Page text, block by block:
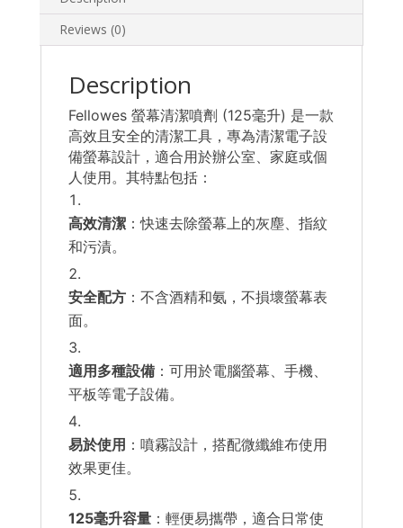
quantity
Reviews (0)
Description
Fellowes 螢幕清潔噴劑 (125毫升) 是一款
高效且安全的清潔工具，專為清潔電子設
備螢幕設計，適合用於辦公室、家庭或個
人使用。其特點包括：
高效清潔：快速去除螢幕上的灰塵、指紋
和污漬。
安全配方：不含酒精和氨，不損壞螢幕表
面。
適用多種設備：可用於電腦螢幕、手機、
平板等電子設備。
易於使用 ：噴霧設計，搭配微纖維布使用
效果更佳。
125毫升容量：輕便易攜帶，適合日常使